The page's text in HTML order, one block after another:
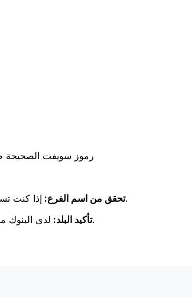
رموز سويفت الصحيحة
تحقق من اسم الفرع:إذا كنت تستخدم رمز سويفت خاص بفرع معين، فتأكد من أن هذا الفرع يطابق فرع المستلم.
تأكيد البلد:لدى البنوك مواقع في جميع أنحاء العالم. تحقق من أن رمز سويفت يتوافق مع بلد البنك الوجهة.